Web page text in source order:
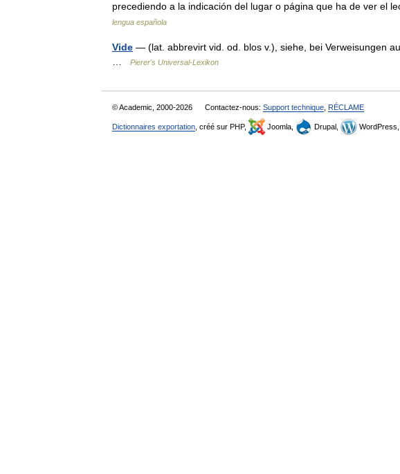
precediendo a la indicación del lugar o página que ha de ver el
lengua española
Vide — (lat. abbrevirt vid. od. blos v.), siehe, bei Verweisungen
Pierer's Universal-Lexikon
© Academic, 2000-2026 Contactez-nous: Support technique RÉCLAME
Dictionnaires exportation , créé sur PHP, Joomla, Drupal, WordPress,